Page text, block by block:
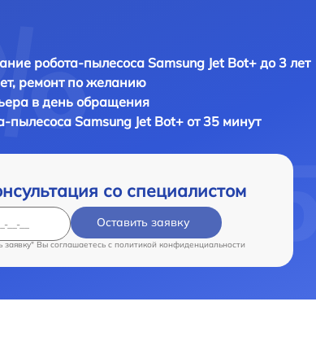
робота-пылесоса Samsung Jet Bot+ до 3 лет
ремонт по желанию
в день обращения
пылесоса Samsung Jet Bot+ от 35 минут
со специалистом
Оставить заявку
Вы соглашаетесь c политикой конфиденциальности